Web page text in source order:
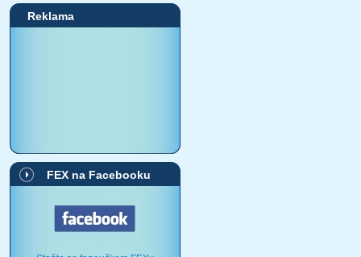
Reklama
FEX na Facebooku